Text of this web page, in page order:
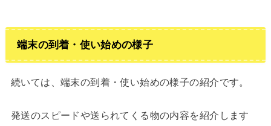
端末の到着・使い始めの様子
続いては、端末の到着・使い始めの様子の紹介です。
発送のスピードや送られてくる物の内容を紹介します